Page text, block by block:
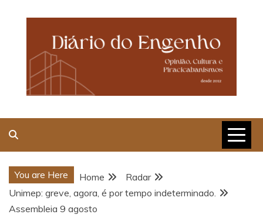
Opinião, Cultura e
You are Here Home
Radar
Unimep: greve, agora, é por tempo indeterminado.
Assembleia 9 agosto